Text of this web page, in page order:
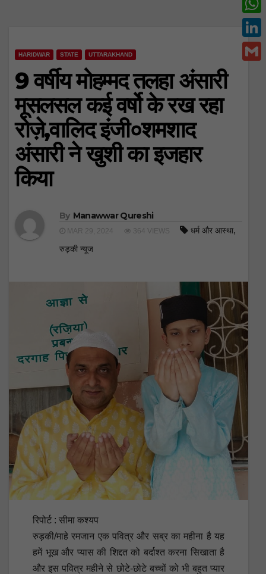
HARIDWAR STATE UTTARAKHAND
9 वर्षीय मोहम्मद तलहा अंसारी
मूसलसल कई वर्षो के रख रहा
रोज़े,वालिद इंजी०शमशाद
अंसारी ने खुशी का इजहार
किया
By Manawwar Qureshi
MAR 29, 2024 364 VIEWS धर्म और आस्था,
रुड़की न्यूज
रिपोर्ट : सीमा कश्यप
रुड़की/माहे रमजान एक पवित्र और सब्र का महीना है यह
हमें भूख और प्यास की शिद्दत को बर्दाश्त करना सिखाता है
और इस पवित्र महीने से छोटे-छोटे बच्चों को भी बहुत प्यार
c
e
w
i
W
h
a
L